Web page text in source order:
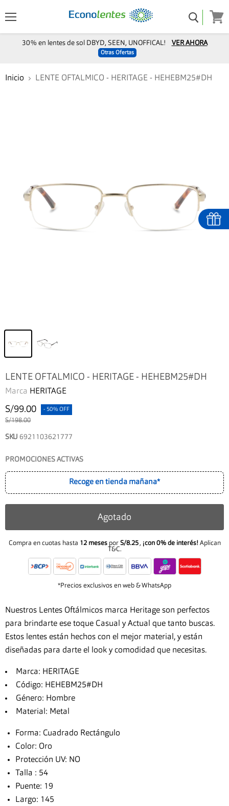
30% en lentes de sol DBYD, SEEN, UNOFFICAL! VER AHORA
Otras Ofertas
Inicio LENTE OFTALMICO - HERITAGE - HEHEBM25#DH
LENTE OFTALMICO - HERITAGE - HEHEBM25#DH
Marca HERITAGE
S/99.00 - 50% OFF
S/198.00
SKU 6921103621777
PROMOCIONES ACTIVAS
Recoge en tienda mañana*
Agotado
Compra en cuotas hasta 12 mesespor S/8.25, ¡con 0% de interés!Aplican
T&C.
*Precios exclusivos en web & WhatsApp
Nuestros Lentes Oftálmicos marca Heritage son perfectos
para brindarte ese toque Casual y Actual que tanto buscas.
Estos lentes están hechos con el mejor material, y están
diseñadas para darte el look y comodidad que necesitas.
Marca: HERITAGE
Código: HEHEBM25#DH
Género: Hombre
Material: Metal
Forma: Cuadrado Rectángulo
Color: Oro
Protección UV: NO
Talla : 54
Puente: 19
Largo: 145